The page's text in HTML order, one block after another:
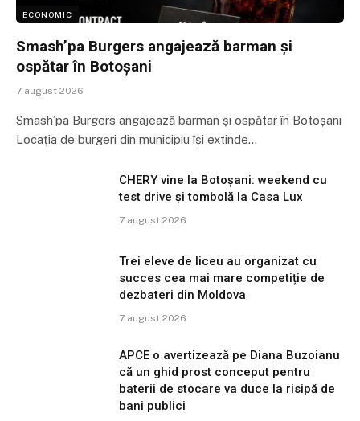
ECONOMIC
Smash’pa Burgers angajează barman și
ospătar în Botoșani
7 august 2026
Smash’pa Burgers angajează barman și ospătar în Botoșani
Locația de burgeri din municipiu își extinde…
CHERY vine la Botoșani: weekend cu
test drive și tombolă la Casa Lux
7 august 2026
Trei eleve de liceu au organizat cu
succes cea mai mare competiție de
dezbateri din Moldova
7 august 2026
APCE o avertizează pe Diana Buzoianu
că un ghid prost conceput pentru
baterii de stocare va duce la risipă de
bani publici